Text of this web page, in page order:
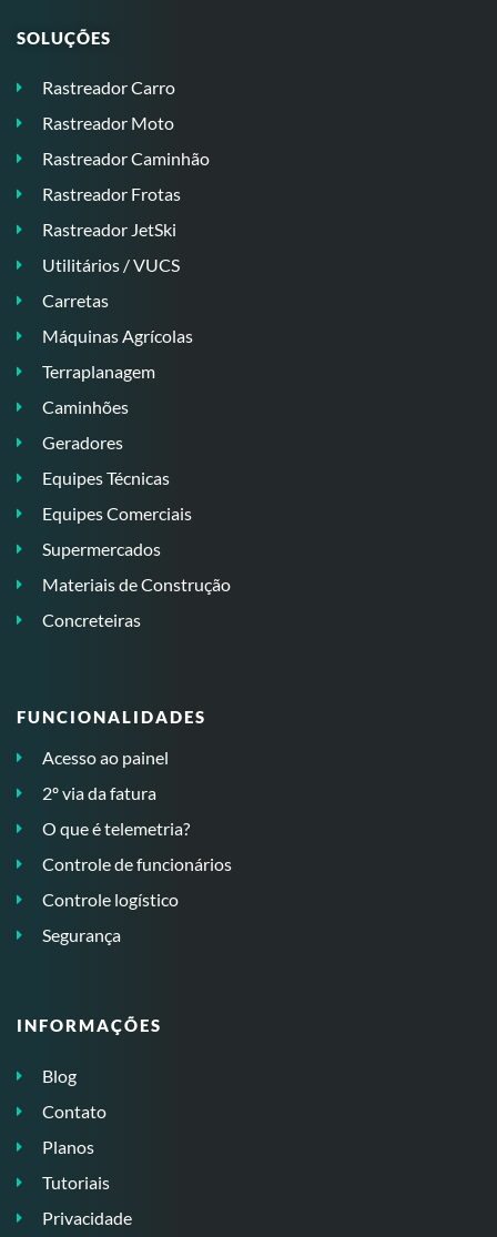
SOLUÇÕES
Rastreador Carro
Rastreador Moto
Rastreador Caminhão
Rastreador Frotas
Rastreador JetSki
Utilitários / VUCS
Carretas
Máquinas Agrícolas
Terraplanagem
Caminhões
Geradores
Equipes Técnicas
Equipes Comerciais
Supermercados
Materiais de Construção
Concreteiras
FUNCIONALIDADES
Acesso ao painel
2º via da fatura
O que é telemetria?
Controle de funcionários
Controle logístico
Segurança
INFORMAÇÕES
Blog
Contato
Planos
Tutoriais
Privacidade